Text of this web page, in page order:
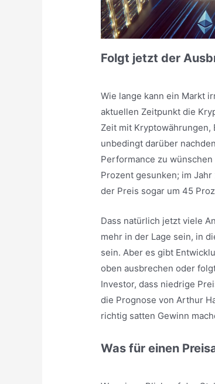
Folgt jetzt der
Wie lange kann ein Markt
aktuellen Zeitpunkt die
Zeit mit
unbedingt darüber
Performance zu
Prozent gesunken; im
der Preis sogar um 45
Dass natürlich jetzt viele
mehr in der Lage sein, in
sein. Aber es gibt
oben ausbrechen oder
Investor, dass niedrige
die Prognose von Arthur
richtig satten Gewinn
Was für einen